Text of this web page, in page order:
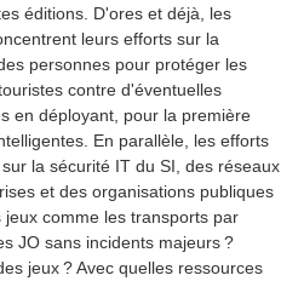
éditions. D'ores et déjà, les
leurs efforts sur la
personnes pour protéger les
contre d'éventuelles
en déployant, pour la première
En parallèle, les efforts
la sécurité IT du SI, des réseaux
et des organisations publiques
comme les transports par
JO sans incidents majeurs ?
jeux ? Avec quelles ressources